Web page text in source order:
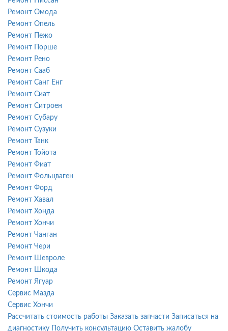
Ремонт Омода
Ремонт Опель
Ремонт Пежо
Ремонт Порше
Ремонт Рено
Ремонт Сааб
Ремонт Санг Енг
Ремонт Сиат
Ремонт Ситроен
Ремонт Субару
Ремонт Сузуки
Ремонт Танк
Ремонт Тойота
Ремонт Фиат
Ремонт Фольцваген
Ремонт Форд
Ремонт Хавал
Ремонт Хонда
Ремонт Хончи
Ремонт Чанган
Ремонт Чери
Ремонт Шевроле
Ремонт Шкода
Ремонт Ягуар
Сервис Мазда
Сервис Хончи
Рассчитать стоимость работы Заказать запчасти Записаться на
диагностику
Получить консультацию Оставить жалобу